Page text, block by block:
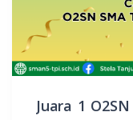
Juara 1